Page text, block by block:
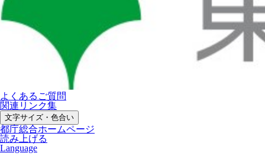
よくあるご質問
関連リンク集
文字サイズ・色合い
都庁総合ホームページ
読み上げる
Language